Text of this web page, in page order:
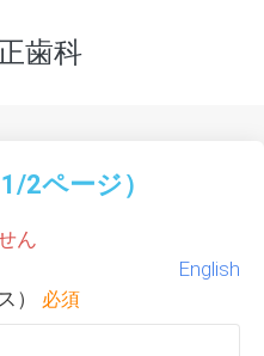
歯科
2ページ）
ん
English
） 必須